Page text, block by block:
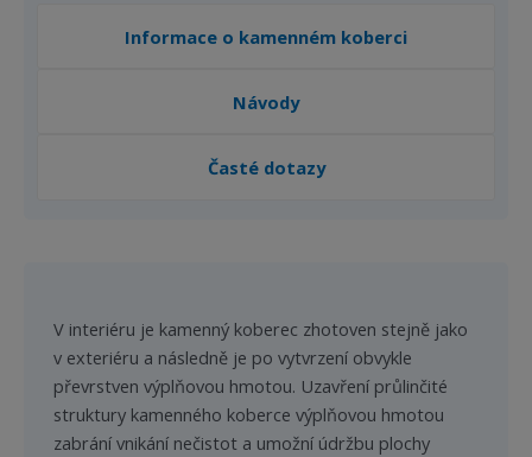
Informace o kamenném koberci
Návody
Časté dotazy
V interiéru je kamenný koberec zhotoven stejně jako
v exteriéru a následně je po vytvrzení obvykle
převrstven výplňovou hmotou. Uzavření průlinčité
struktury kamenného koberce výplňovou hmotou
zabrání vnikání nečistot a umožní údržbu plochy